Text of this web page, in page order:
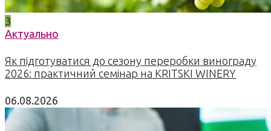
3
Актуально
Як підготуватися до сезону переробки винограду
2026: практичний семінар на KRITSKI WINERY
06.08.2026